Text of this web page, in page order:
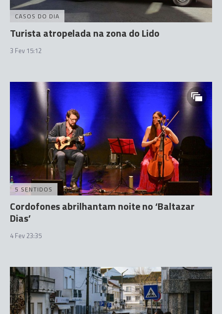
CASOS DO DIA
Turista atropelada na zona do Lido
3 Fev 15:12
5 SENTIDOS
Cordofones abrilhantam noite no ‘Baltazar
Dias’
4 Fev 23:35